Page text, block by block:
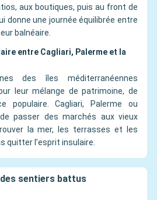
aux boutiques, puis au front de
donne une journée équilibrée entre
balnéaire.
entre Cagliari, Palerme et la
des îles méditerranéennes
leur mélange de patrimoine, de
populaire. Cagliari, Palerme ou
passer des marchés aux vieux
la mer, les terrasses et les
quitter l’esprit insulaire.
sentiers battus